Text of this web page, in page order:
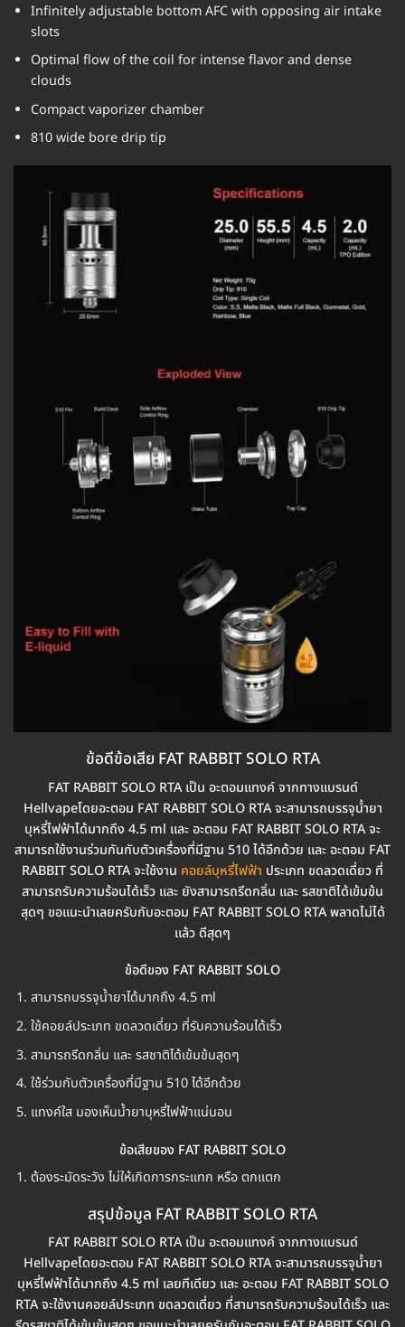
Infinitely adjustable bottom AFC with opposing air intake
slots
Optimal flow of the coil for intense flavor and dense
clouds
Compact vaporizer chamber
810 wide bore drip tip
ข้อดีข้อเสีย FAT RABBIT SOLO RTA
FAT RABBIT SOLO RTA เป็น อะตอมแทงค์ จากทางแบรนด์
Hellvapeโดยอะตอม FAT RABBIT SOLO RTA จะสามารถบรรจุน้ำยา
บุหรี่ไฟฟ้าได้มากถึง 4.5 ml และ อะตอม FAT RABBIT SOLO RTA จะ
สามารถใช้งานร่วมกันกับตัวเครื่องที่มีฐาน 510 ได้อีกด้วย และ อะตอม FAT
RABBIT SOLO RTA จะใช้งาน คอยล์บุหรี่ไฟฟ้า ประเภท ขดลวดเดี่ยว ที่
สามารถรับความร้อนได้เร็ว และ ยังสามารถรีดกลิ่น และ รสชาติได้เข้มข้น
สุดๆ ขอแนะนำเลยครับกับอะตอม FAT RABBIT SOLO RTA พลาดไม่ได้
แล้ว ดีสุดๆ
ข้อดีของ FAT RABBIT SOLO
สามารถบรรจุน้ำยาได้มากถึง 4.5 ml
ใช้คอยล์ประเภท ขดลวดเดี่ยว ที่รับความร้อนได้เร็ว
สามารถรีดกลิ่น และ รสชาติได้เข้มข้นสุดๆ
ใช้ร่วมกับตัวเครื่องที่มีฐาน 510 ได้อีกด้วย
แทงค์ใส มองเห็นน้ำยาบุหรี่ไฟฟ้าแน่นอน
ข้อเสียของ FAT RABBIT SOLO
ต้องระมัดระวัง ไม่ให้เกิดการกระแทก หรือ ตกแตก
สรุปข้อมูล FAT RABBIT SOLO RTA
FAT RABBIT SOLO RTA เป็น อะตอมแทงค์ จากทางแบรนด์
Hellvapeโดยอะตอม FAT RABBIT SOLO RTA จะสามารถบรรจุน้ำยา
บุหรี่ไฟฟ้าได้มากถึง 4.5 ml เลยทีเดียว และ อะตอม FAT RABBIT SOLO
RTA จะใช้งานคอยล์ประเภท ขดลวดเดี่ยว ที่สามารถรับความร้อนได้เร็ว และ